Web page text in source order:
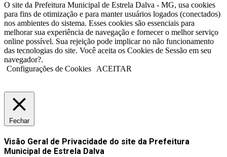
O site da Prefeitura Municipal de Estrela Dalva - MG, usa cookies
para fins de otimização e para manter usuários logados (conectados)
nos ambientes do sistema. Esses cookies são essenciais para
melhorar sua experiência de navegação e fornecer o melhor serviço
online possível. Sua rejeição pode implicar no não funcionamento
das tecnologias do site. Você aceita os Cookies de Sessão em seu
navegador?.
Configurações de Cookies
ACEITAR
Fechar
Visão Geral de Privacidade do site da Prefeitura
Municipal de Estrela Dalva